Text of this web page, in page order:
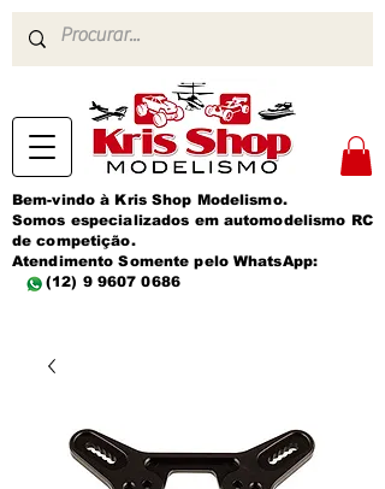
Bem-vindo à Kris Shop Modelismo.
Somos especializados em automodelismo RC
de competição.
Atendimento Somente pelo WhatsApp:
(12) 9 9607 0686